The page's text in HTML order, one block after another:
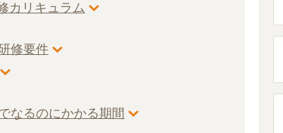
カリキュラム
修要件
なるのにかかる期間